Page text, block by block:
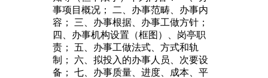
事项目概况； 二、办事范畴、办事内
容； 三、办事根据、办事工做方针；
四、办事机构设置（框图）、岗亭职
责； 五、办事工做法式、方式和轨
制； 六、拟投入的办事人员、次要设
备； 七、办事质量、进度、成本、平